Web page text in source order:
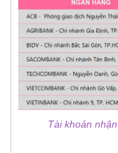
Tài khoản